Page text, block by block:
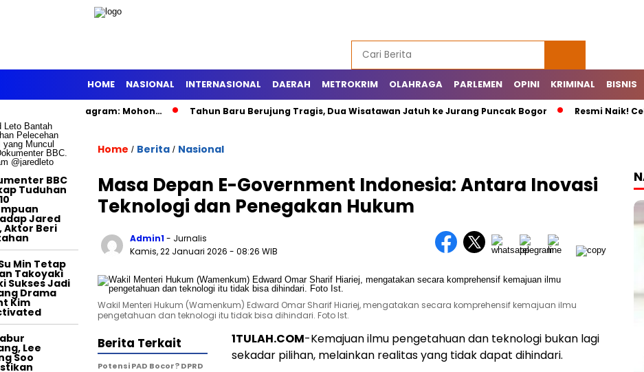
HOME NASIONAL INTERNASIONAL DAERAH METROKRIM OLAHRAGA PARLEMEN OPINI KRIMINAL BISNIS
di Instagram: Mohon… Tahun Baru Berujung Tragis, Dua Wisatawan Jatuh ke Jurang Puncak Bogor Resmi Naik! Cek
BBC
Tuduhan
Jared
Aktor Beri
Min Tetap
Takoyaki
Sukses Jadi
Drama
Kim
Lee
Soo
Home / Berita / Nasional
Masa Depan E-Government Indonesia: Antara Inovasi
Teknologi dan Penegakan Hukum
Admin1- Jurnalis
Kamis, 22 Januari 2026 - 08:26 WIB
Wakil Menteri Hukum (Wamenkum) Edward Omar Sharif Hiariej, mengatakan secara komprehensif kemajuan ilmu
pengetahuan dan teknologi itu tidak bisa dihindari. Foto Ist.
1TULAH.COM-Kemajuan ilmu pengetahuan dan teknologi bukan lagi
sekadar pilihan, melainkan realitas yang tidak dapat dihindari.
Berita Terkait
Potensi PAD Bocor? DPRD